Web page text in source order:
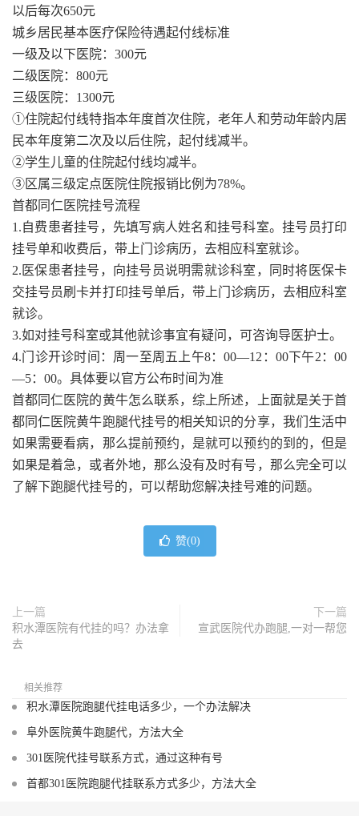
以后每次650元
城乡居民基本医疗保险待遇起付线标准
一级及以下医院：300元
二级医院：800元
三级医院：1300元
①住院起付线特指本年度首次住院，老年人和劳动年龄内居
民本年度第二次及以后住院，起付线减半。
②学生儿童的住院起付线均减半。
③区属三级定点医院住院报销比例为78%。
首都同仁医院挂号流程
1.自费患者挂号，先填写病人姓名和挂号科室。挂号员打印
挂号单和收费后，带上门诊病历，去相应科室就诊。
2.医保患者挂号，向挂号员说明需就诊科室，同时将医保卡
交挂号员刷卡并打印挂号单后，带上门诊病历，去相应科室
就诊。
3.如对挂号科室或其他就诊事宜有疑问，可咨询导医护士。
4.门诊开诊时间：周一至周五上午8：00—12：00下午2：00
—5：00。具体要以官方公布时间为准
首都同仁医院的黄牛怎么联系，综上所述，上面就是关于首
都同仁医院黄牛跑腿代挂号的相关知识的分享，我们生活中
如果需要看病，那么提前预约，是就可以预约的到的，但是
如果是着急，或者外地，那么没有及时有号，那么完全可以
了解下跑腿代挂号的，可以帮助您解决挂号难的问题。
赞(0)
上一篇
积水潭医院有代挂的吗？办法拿
去
下一篇
宣武医院代办跑腿,一对一帮您
相关推荐
积水潭医院跑腿代挂电话多少，一个办法解决
阜外医院黄牛跑腿代，方法大全
301医院代挂号联系方式，通过这种有号
首都301医院跑腿代挂联系方式多少，方法大全